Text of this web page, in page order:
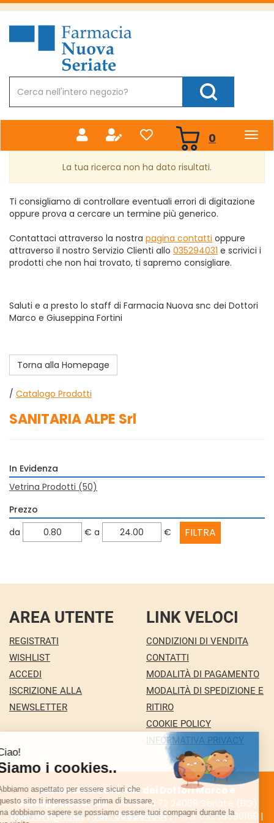
Passa
principale
Farmacia
Nuova
Prodotto
Cerca Prodotto
0 prodotti
inseriti
La tua ricerca non ha dato risultati.
Ti consigliamo di controllare eventuali errori di digitazione
oppure prova a cercare un termine più generico.
Contattaci attraverso la nostra pagina contatti oppure
attraverso il nostro Servizio Clienti allo 035294031 e scrivici i
prodotti che non hai trovato, ti sapremo consigliare.
Saluti e a presto lo staff di Farmacia Nuova snc dei Dottori
Marco e Giuseppina Fortini
Torna alla Homepage
/ Catalogo Prodotti
SANITARIA ALPE Srl
In Evidenza
Vetrina Prodotti (50)
Prezzo
filtra
da € filtra
a €
AREA UTENTE
REGISTRATI
WISHLIST
ACCEDI
ISCRIZIONE ALLA
NEWSLETTER
LINK VELOCI
CONDIZIONI DI VENDITA
CONTATTI
MODALITÀ DI PAGAMENTO
MODALITÀ DI SPEDIZIONE E
RITIRO
COOKIE POLICY
INFORMATIVA PRIVACY
Farmacia Nuova snc dei Dottori Marco e
Giuseppina Fortini- Via Italia 72 24068 Seriate (BG)
marforti@tin.it|Tel.: 035294031| P.Iva: 03258590169 |